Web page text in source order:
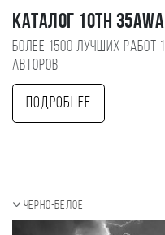
Каталог 10TH
Более 1500 лучших работ
авторов
Подробнее
Черно-белое